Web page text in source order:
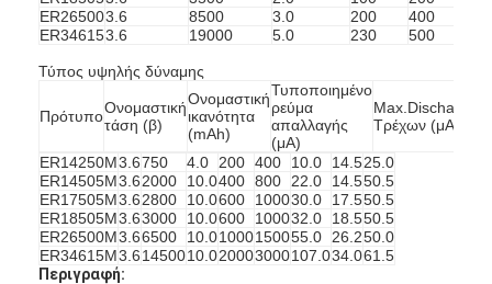
ER265003.6 8500 3.0 200 400
ER346153.6 19000 5.0 230 500
Τύπος υψηλής δύναμης
ΠρότυποΟνομαστική
τάση (β)
Ονομαστική
ικανότητα
(mAh)
Τυποποιημένο
ρεύμα
απαλλαγής
(μΑ)
Max.Discharge
Τρέχων (μΑ)
ER14250M3.6750 4.0 200 400 10.0 14.525.0
ER14505M3.62000 10.0400 800 22.0 14.550.5
ER17505M3.62800 10.0600 100030.0 17.550.5
ER18505M3.63000 10.0600 100032.0 18.550.5
ER26500M3.66500 10.01000150055.0 26.250.0
ER34615M3.61450010.020003000107.034.061.5
Περιγραφή: